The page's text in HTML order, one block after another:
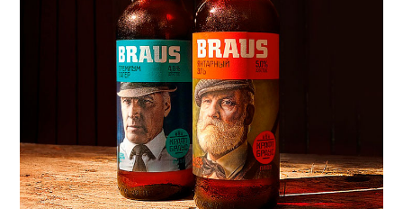
БИЗНЕС И
ТЕХНОЛОГИИ
ФЕСТИВАЛИ
ФОТОГРАФИЯ
ТИПОГРАФИКА